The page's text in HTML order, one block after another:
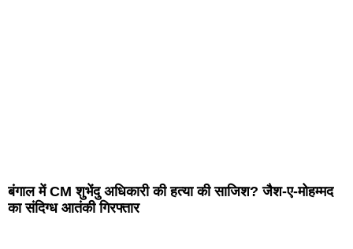
बंगाल में CM शुभेंदु अधिकारी की हत्या की साजिश? जैश-ए-मोहम्मद
का संदिग्ध आतंकी गिरफ्तार